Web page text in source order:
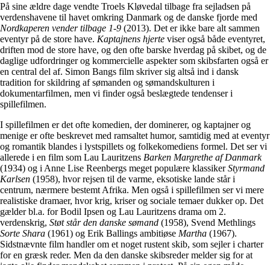
På sine ældre dage vendte Troels Kløvedal tilbage fra sejladsen på
verdenshavene til havet omkring Danmark og de danske fjorde med
Nordkaperen vender tilbage 1-9 (2013). Det er ikke bare alt sammen
eventyr på de store have. Kaptajnens hjerte viser også både eventyret,
driften mod de store have, og den ofte barske hverdag på skibet, og de
daglige udfordringer og kommercielle aspekter som skibsfarten også er
en central del af. Simon Bangs film skriver sig altså ind i dansk
tradition for skildring af sømanden og sømandskulturen i
dokumentarfilmen, men vi finder også beslægtede tendenser i
spillefilmen.
I spillefilmen er det ofte komedien, der dominerer, og kaptajner og
menige er ofte beskrevet med ramsaltet humor, samtidig med at eventyr
og romantik blandes i lystspillets og folkekomediens formel. Det ser vi
allerede i en film som Lau Lauritzens Barken Margrethe af Danmark
(1934) og i Anne Lise Reenbergs meget populære klassikerStyrmand
Karlsen (1958), hvor rejsen til de varme, eksotiske lande står i
centrum, nærmere bestemt Afrika. Men også i spillefilmen ser vi mere
realistiske dramaer, hvor krig, kriser og sociale temaer dukker op. Det
gælder bl.a. for Bodil Ipsen og Lau Lauritzens drama om 2.
verdenskrig, Støt står den danske sømand (1958), Svend Methlings
Sorte Shara (1961) og Erik Ballings ambitiøse Martha (1967).
Sidstnævnte film handler om et noget rustent skib, som sejler i charter
for en græsk reder. Men da den danske skibsreder melder sig for at